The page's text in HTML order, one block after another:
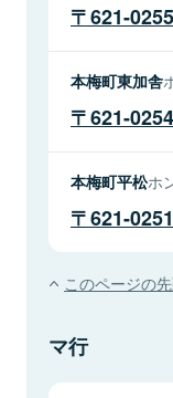
621-0255
本梅町東加舎
621-0254
本梅町平松ホ
621-0251
このページの
マ行